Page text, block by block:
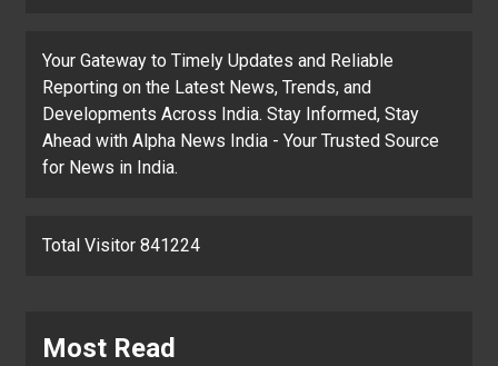
Your Gateway to Timely Updates and Reliable
Reporting on the Latest News, Trends, and
Developments Across India. Stay Informed, Stay
Ahead with Alpha News India - Your Trusted Source
for News in India.
Total Visitor 841224
Most Read